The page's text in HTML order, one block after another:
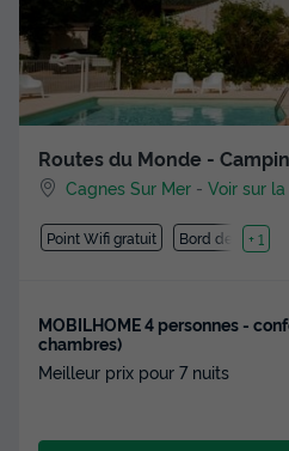
Routes du Monde -
Cagnes Sur Mer -Voir sur
Point Wifi gratuit Bord de mer
+ 1
MOBILHOME 4 personnes -
chambres)
Meilleur prix pour 7 nuits